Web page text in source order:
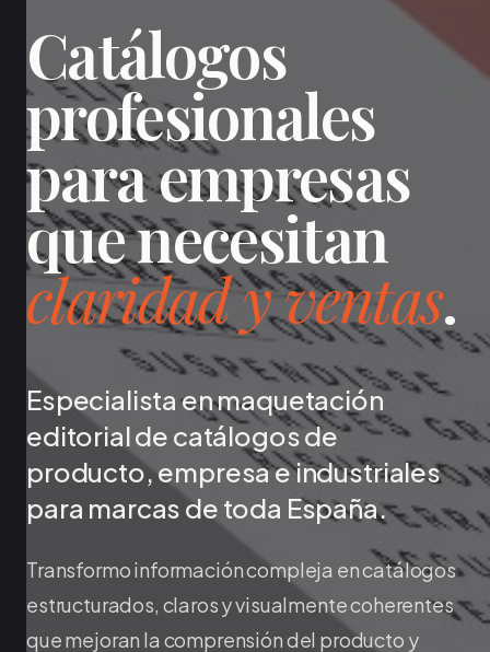
Catálogos
profesionales
para empresas
que necesitan
claridad y ventas.
Especialista en maquetación
editorial de catálogos de
producto, empresa e industriales
para marcas de toda España.
Transformo información compleja en catálogos
estructurados, claros y visualmente coherentes
que mejoran la comprensión del producto y